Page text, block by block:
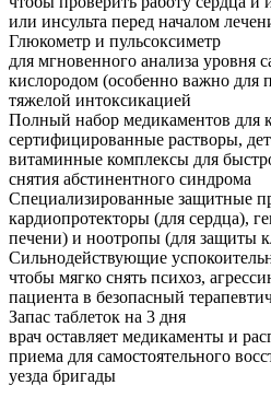
или инсульта перед началом
Глюкометр и пульсоксиметр
для мгновенного анализа уровня
кислородом (особенно важно для
тяжелой интоксикацией
Полный набор медикаментов для
сертифицированные растворы,
витаминные комплексы для
снятия абстинентного синдрома
Специализированные защитные
кардиопротекторы (для сердца),
печени) и ноотропы (для защиты
Сильнодействующие
чтобы мягко снять психоз,
пациента в безопасный
Запас таблеток на 3 дня
врач оставляет медикаменты и
приема для самостоятельного
уезда бригады